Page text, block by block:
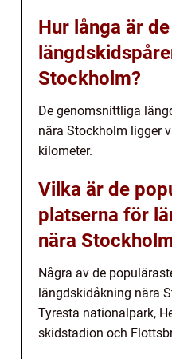
Hur långa är
Stockholm?
De genomsnittliga
nära Stockholm ligger
kilometer.
Vilka är de
platserna för
nära
Några av de
längdskidåkning nära
Tyresta nationalpark,
skidstadion och